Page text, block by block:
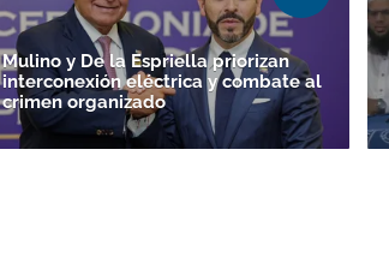
Mulino y De la Espriella priorizan
interconexión eléctrica y combate al
crimen organizado